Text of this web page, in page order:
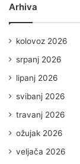
Arhiva
kolovoz 2026
srpanj 2026
lipanj 2026
svibanj 2026
travanj 2026
ožujak 2026
veljača 2026